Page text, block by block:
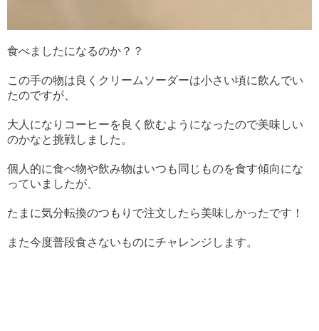
食べましたになるのか？？
この手の物は良くクリームソーダーは小さい頃に飲んでい
たのですが、
大人になりコーヒーを良く飲むようになったので美味しい
のかなと挑戦しました。
個人的に食べ物や飲み物はいつも同じものを食す傾向にな
っていましたが、
たまに気分転換のつもりで注文したら美味しかったです！
また今度普段食さないものにチャレンジします。